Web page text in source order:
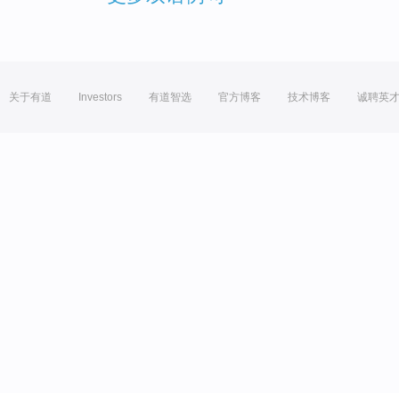
关于有道 Investors 有道智选 官方博客 技术博客 诚聘英才